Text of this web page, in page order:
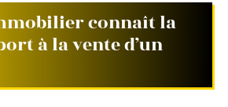
connaît la
à la vente d’un